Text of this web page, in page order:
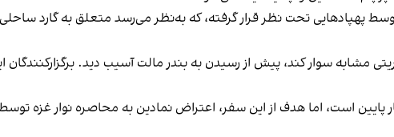
پهپادهایی تحت نظر قرار گرفته، که به‌نظر می‌رسد متعلق به گارد
مشابه سوار کند، پیش از رسیدن به بندر مالت آسیب دید. برگزارکنندگان
پایین است، اما هدف از این سفر، اعتراض نمادین به محاصره نوار غزه